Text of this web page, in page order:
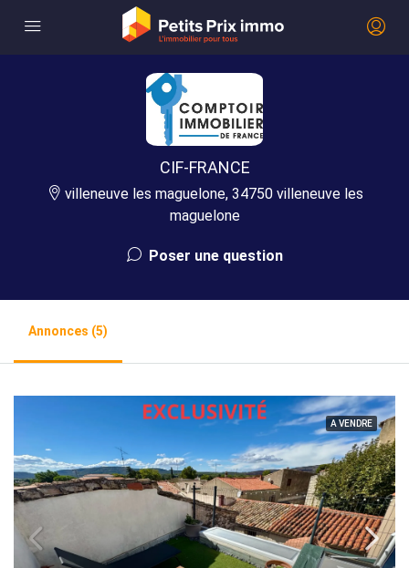
CIF-FRANCE
villeneuve les maguelone, 34750 villeneuve les
maguelone
Poser une question
Annonces (5)
A VENDRE